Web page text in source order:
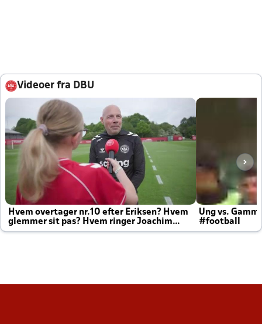
Videoer fra DBU
Hvem overtager nr.10 efter Eriksen? Hvem
glemmer sit pas? Hvem ringer Joachim
altid til efter kampe?
Ung vs.
#football